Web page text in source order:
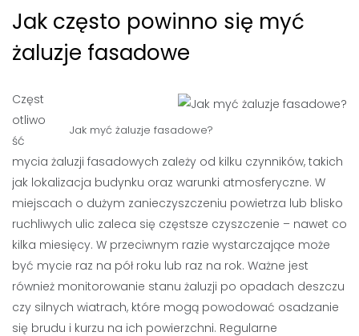
Jak często powinno się myć
żaluzje fasadowe
Jak myć żaluzje fasadowe?
Częst
otliwo
ść
mycia żaluzji fasadowych zależy od kilku czynników, takich
jak lokalizacja budynku oraz warunki atmosferyczne. W
miejscach o dużym zanieczyszczeniu powietrza lub blisko
ruchliwych ulic zaleca się częstsze czyszczenie – nawet co
kilka miesięcy. W przeciwnym razie wystarczające może
być mycie raz na pół roku lub raz na rok. Ważne jest
również monitorowanie stanu żaluzji po opadach deszczu
czy silnych wiatrach, które mogą powodować osadzanie
się brudu i kurzu na ich powierzchni. Regularne